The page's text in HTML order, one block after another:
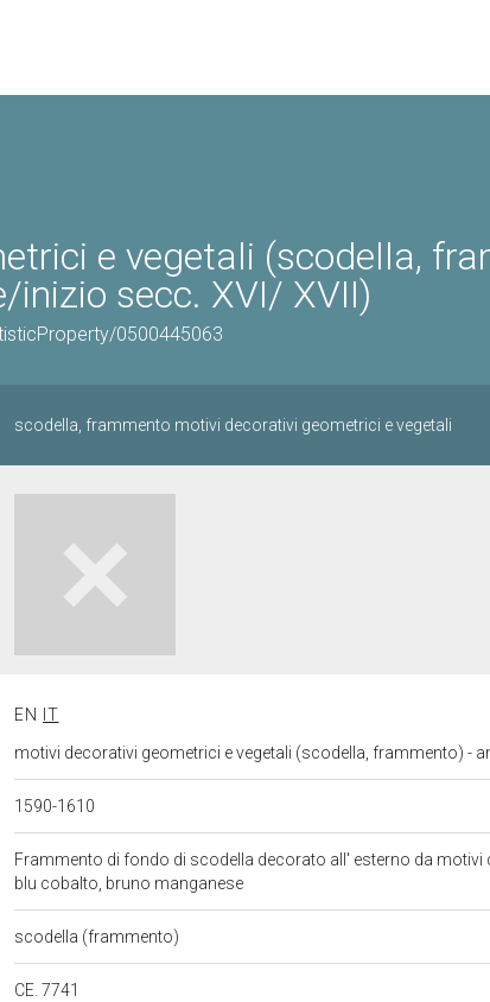
e vegetali (scodella,
inizio secc. XVI/ XVII)
0500445063
scodella, frammento motivi decorativi geometrici e vegetali
EN
IT
motivi decorativi geometrici e vegetali (scodella, frammento) -
1590-1610
Frammento di fondo di scodella decorato all' esterno da motivi
blu cobalto, bruno manganese
scodella (frammento)
CE. 7741